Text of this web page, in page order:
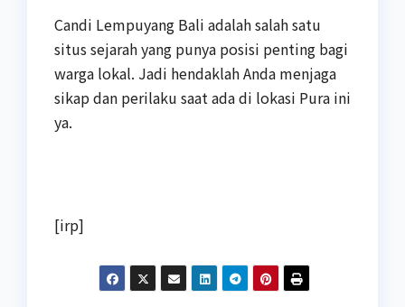
Candi Lempuyang Bali adalah salah satu
situs sejarah yang punya posisi penting bagi
warga lokal. Jadi hendaklah Anda menjaga
sikap dan perilaku saat ada di lokasi Pura ini
ya.
[irp]